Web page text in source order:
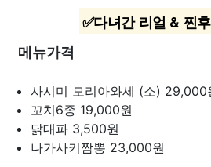
✅다녀간 리얼 & 찐
메뉴가격
사시미 모리아와세 (소) 29,000
꼬치6종 19,000원
닭대파 3,500원
나가사키짬뽕 23,000원